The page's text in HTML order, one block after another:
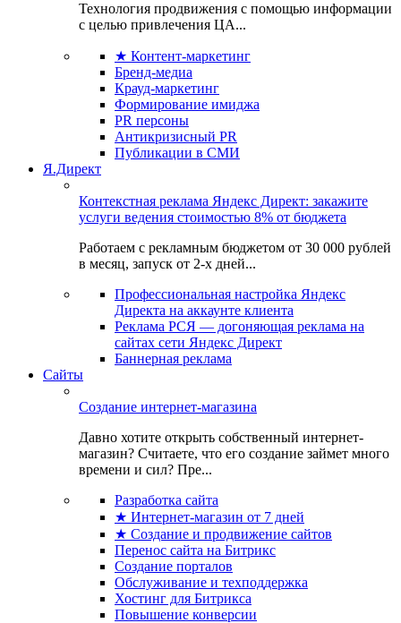
Технология продвижения с помощью информации
с целью привлечения ЦА...
★ Контент-маркетинг
Бренд-медиа
Крауд-маркетинг
Формирование имиджа
PR персоны
Антикризисный PR
Публикации в СМИ
Я.Директ
Контекстная реклама Яндекс Директ: закажите
услуги ведения стоимостью 8% от бюджета
Работаем с рекламным бюджетом от 30 000 рублей
в месяц, запуск от 2-х дней...
Профессиональная настройка Яндекс
Директа на аккаунте клиента
Реклама РСЯ — догоняющая реклама на
сайтах сети Яндекс Директ
Баннерная реклама
Сайты
Создание интернет-магазина
Давно хотите открыть собственный интернет-
магазин? Считаете, что его создание займет много
времени и сил? Пре...
Разработка сайта
★ Интернет-магазин от 7 дней
★ Создание и продвижение сайтов
Перенос сайта на Битрикс
Создание порталов
Обслуживание и техподдержка
Хостинг для Битрикса
Повышение конверсии